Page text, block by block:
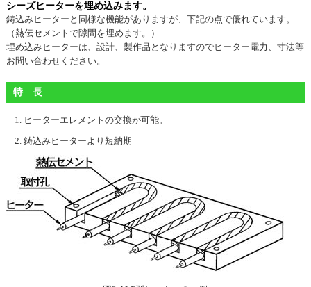
シーズヒーターを埋め込みます。
鋳込みヒーターと同様な機能がありますが、下記の点で優れています。
（熱伝セメントで隙間を埋めます。）
埋め込みヒーターは、設計、製作品となりますのでヒーター電力、寸法等
お問い合わせください。
特 長
ヒーターエレメントの交換が可能。
鋳込みヒーターより短納期